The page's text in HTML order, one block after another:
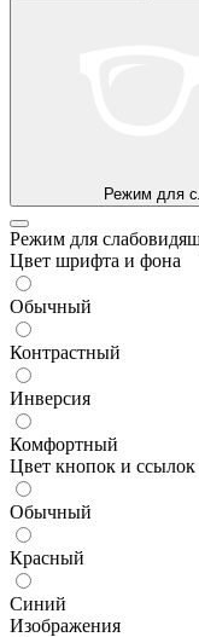
Режим для
Режим для
Цвет шрифта и фона
Обычный
Контрастный
Инверсия
Комфортный
Цвет кнопок и ссылок
Обычный
Красный
Синий
Изображения